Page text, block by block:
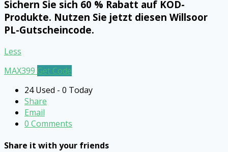
Sichern Sie sich 60 % Rabatt auf KOD-
Produkte. Nutzen Sie jetzt diesen Willsoor
PL-Gutscheincode.
Less
MAX399 Get Code
24 Used - 0 Today
Share
Email
0 Comments
Share it with your friends